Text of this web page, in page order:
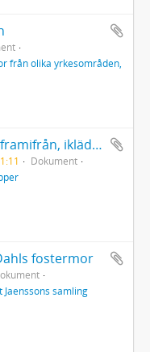
från olika yrkesområden,
Ellen Kleman snett framifrån, iklädd mörk höghalsad blus
Dokument
fostermor
Jaenssons samling